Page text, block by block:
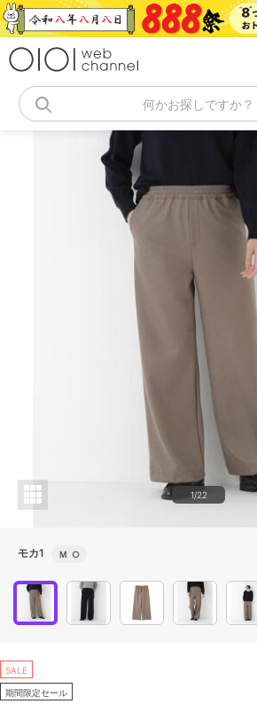
コ
ン
何かお探しですか？
1/22
モカ1 Ｍ ○
SALE
期間限定セール